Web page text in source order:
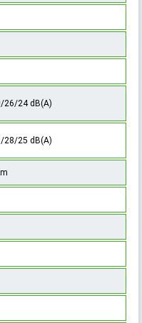
24 dB(A)
25 dB(A)